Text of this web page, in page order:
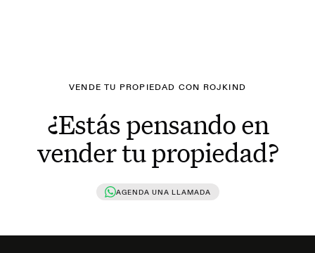
VENDE TU PROPIEDAD CON ROJKIND
¿Estás pensando en
vender tu propiedad?
AGENDA UNA LLAMADA